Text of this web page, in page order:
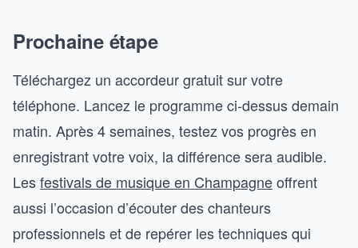
Prochaine étape
Téléchargez un accordeur gratuit sur votre
téléphone. Lancez le programme ci-dessus demain
matin. Après 4 semaines, testez vos progrès en
enregistrant votre voix, la différence sera audible.
Lesfestivals de musique en Champagneoffrent
aussi l’occasion d’écouter des chanteurs
professionnels et de repérer les techniques qui